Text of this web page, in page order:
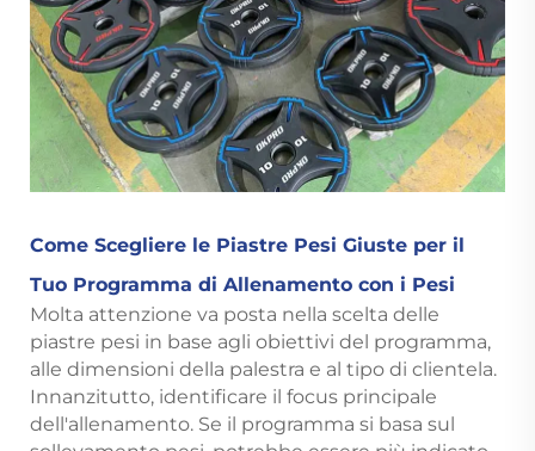
Come Scegliere le Piastre Pesi Giuste per il
Tuo Programma di Allenamento con i Pesi
Molta attenzione va posta nella scelta delle
piastre pesi in base agli obiettivi del programma,
alle dimensioni della palestra e al tipo di clientela.
Innanzitutto, identificare il focus principale
dell'allenamento. Se il programma si basa sul